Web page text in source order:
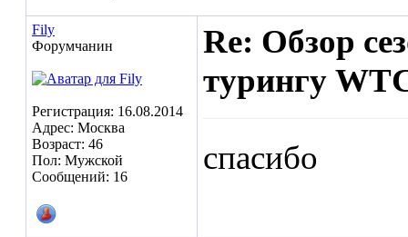
Fily
Форумчанин
Регистрация: 16.08.2014
Адрес: Москва
Возраст: 46
Пол: Мужской
Сообщений: 16
Re: Обзор
турингу
спасибо